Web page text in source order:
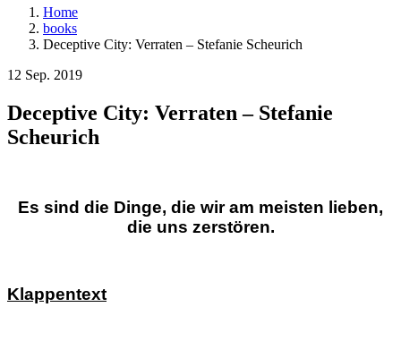
Home
books
Deceptive City: Verraten – Stefanie Scheurich
12 Sep. 2019
Deceptive City: Verraten – Stefanie
Scheurich
Es sind die Dinge, die wir am meisten lieben,
die uns zerstören.
Klappentext